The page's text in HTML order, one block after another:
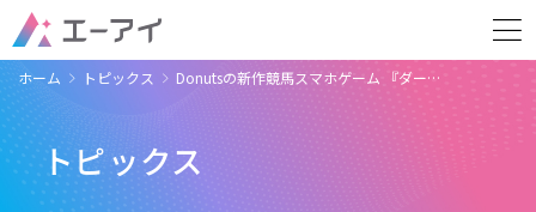
ホーム トピックス Donutsの新作競馬スマホゲーム 『ダー…
トピックス